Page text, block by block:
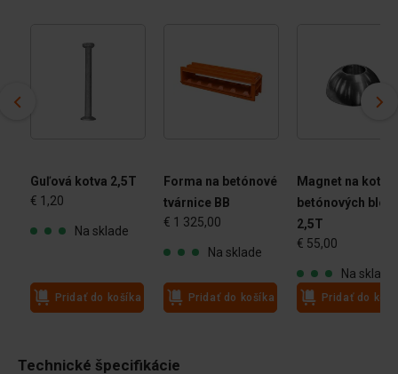
Guľová kotva 2,5T
€ 1,20
Na sklade
Pridať do košíka
Forma na betónové
tvárnice BB
€ 1 325,00
Na sklade
Pridať do košíka
Magnet na
betónových
2,5T
€ 55,00
Na sklade
Pridať do
Technické špecifikácie